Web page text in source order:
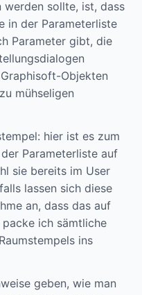
werden sollte, ist, dass
in der Parameterliste
Parameter gibt, die
Objekten
mühseligen
hier ist es zum
Parameterliste auf
sie bereits im User
lassen sich diese
an, dass das auf
ich sämtliche
ins
geben, wie man